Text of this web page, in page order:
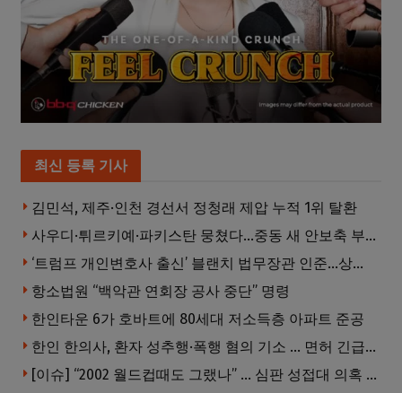
최신 등록 기사
김민석, 제주·인천 경선서 정청래 제압 누적 1위 탈환
사우디·튀르키예·파키스탄 뭉쳤다…중동 새 안보축 부상하나
‘트럼프 개인변호사 출신’ 블랜치 법무장관 인준…상원 50대49 가결
항소법원 “백악관 연회장 공사 중단” 명령
한인타운 6가 호바트에 80세대 저소득층 아파트 준공
한인 한의사, 환자 성추행·폭행 혐의 기소 … 면허 긴급정지
[이슈] “2002 월드컵때도 그랬나” … 심판 성접대 의혹 해외로 일파만파, 4강 신화까지 불똥